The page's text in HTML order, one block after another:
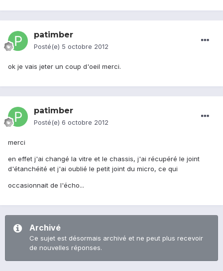
patimber
Posté(e) 5 octobre 2012
ok je vais jeter un coup d'oeil merci.
patimber
Posté(e) 6 octobre 2012
merci
en effet j'ai changé la vitre et le chassis, j'ai récupéré le joint
d'étanchéité et j'ai oublié le petit joint du micro, ce qui
occasionnait de l'écho...
Archivé
Ce sujet est désormais archivé et ne peut plus recevoir
de nouvelles réponses.